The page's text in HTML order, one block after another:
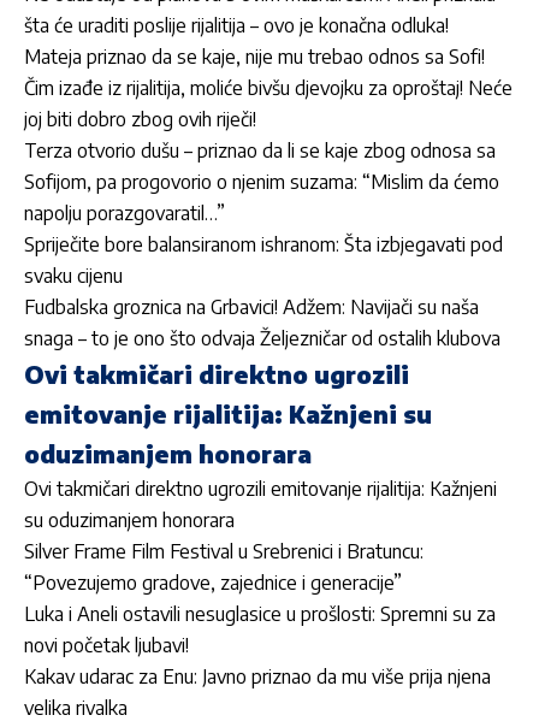
šta će uraditi poslije rijalitija – ovo je konačna odluka!
Mateja priznao da se kaje, nije mu trebao odnos sa Sofi!
Čim izađe iz rijalitija, moliće bivšu djevojku za oproštaj! Neće
joj biti dobro zbog ovih riječi!
Terza otvorio dušu – priznao da li se kaje zbog odnosa sa
Sofijom, pa progovorio o njenim suzama: “Mislim da ćemo
napolju porazgovaratil…”
Spriječite bore balansiranom ishranom: Šta izbjegavati pod
svaku cijenu
Fudbalska groznica na Grbavici! Adžem: Navijači su naša
snaga – to je ono što odvaja Željezničar od ostalih klubova
Ovi takmičari direktno ugrozili
emitovanje rijalitija: Kažnjeni su
oduzimanjem honorara
Ovi takmičari direktno ugrozili emitovanje rijalitija: Kažnjeni
su oduzimanjem honorara
Silver Frame Film Festival u Srebrenici i Bratuncu:
“Povezujemo gradove, zajednice i generacije”
Luka i Aneli ostavili nesuglasice u prošlosti: Spremni su za
novi početak ljubavi!
Kakav udarac za Enu: Javno priznao da mu više prija njena
velika rivalka